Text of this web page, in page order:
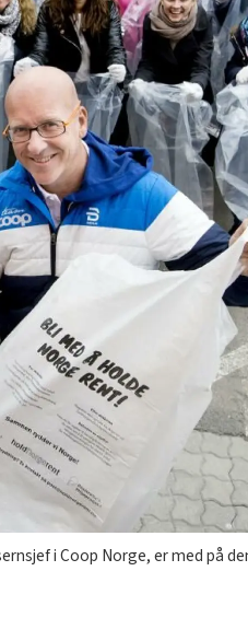
i Coop Norge, er med på